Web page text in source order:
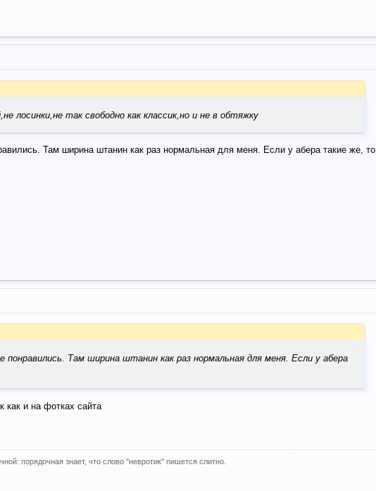
лосинки,не так свободно как классик,но и не в обтяжку
Там ширина штанин как раз нормальная для меня. Если у абера такие же, то
понравились. Там ширина штанин как раз нормальная для меня. Если у абера
как и на фотках сайта
порядочная знает, что слово "невротик" пишется слитно.